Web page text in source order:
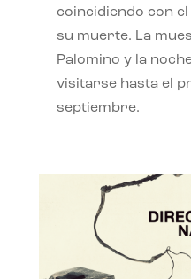
coincidiendo con
su muerte. La
Palomino y la
visitarse hasta el
septiembre.